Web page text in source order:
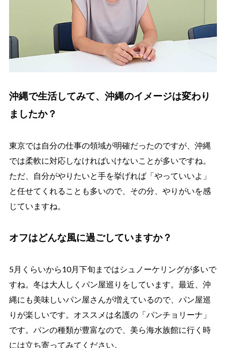
沖縄で生活してみて、沖縄のイメージは変わり
ましたか？
東京では自分の仕事の領域が明確だったのですが、沖縄
では柔軟に対応しなければいけないことが多いですね。
ただ、自分がやりたいと手を挙げれば「やっていいよ」
と任せてくれることも多いので、その分、やりがいを感
じていますね。
オフはどんな風に過ごしていますか？
5月くらいから10月下旬まではシュノーケリングが多いで
すね。冬は大人しくパン屋巡りをしています。最近、沖
縄にも美味しいパン屋さんが増えているので、パン屋巡
りが楽しいです。オススメは名護の「パンチョリーナ」
です。パンの種類が豊富なので、美ら海水族館に行く時
には立ち寄ってみてください。